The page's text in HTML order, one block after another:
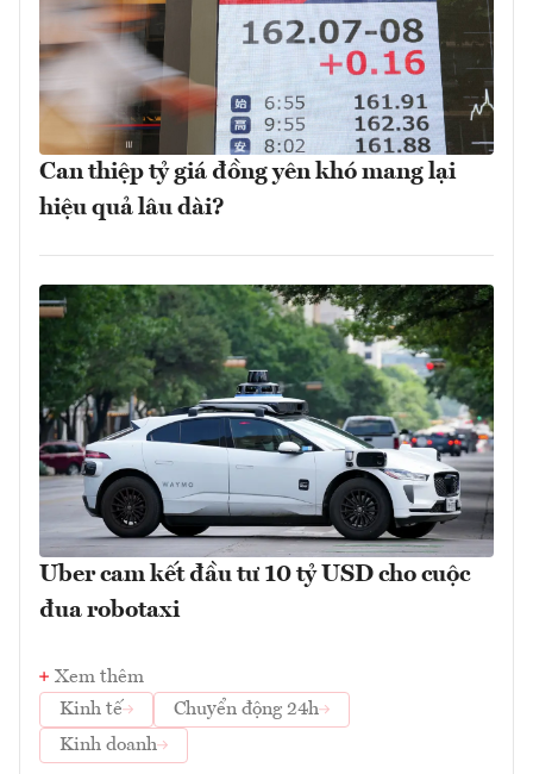
Can thiệp tỷ giá đồng yên khó mang lại
hiệu quả lâu dài?
Uber cam kết đầu tư 10 tỷ USD cho cuộc
đua robotaxi
Xem thêm
Kinh tế
Chuyển động 24h
Kinh doanh